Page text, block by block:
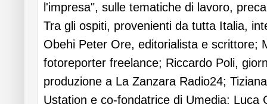
l'impresa", sulle tematiche di lavoro,
Tra gli ospiti, provenienti da tutta Italia,
Obehi Peter Ore, editorialista e scrittore;
fotoreporter freelance; Riccardo Poli,
produzione a La Zanzara Radio24;
Ustation e co-fondatrice di Umedia; Luca